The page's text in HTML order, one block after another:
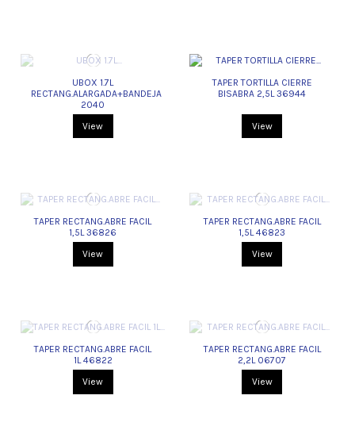
UBOX 1.7L
RECTANG.ALARGADA+BANDEJA
2040
View
TAPER TORTILLA CIERRE
BISABRA 2,5L 36944
View
TAPER RECTANG.ABRE FACIL
1,5L 36826
View
TAPER RECTANG.ABRE FACIL
1,5L 46823
View
TAPER RECTANG.ABRE FACIL
1L 46822
View
TAPER RECTANG.ABRE FACIL
2,2L 06707
View